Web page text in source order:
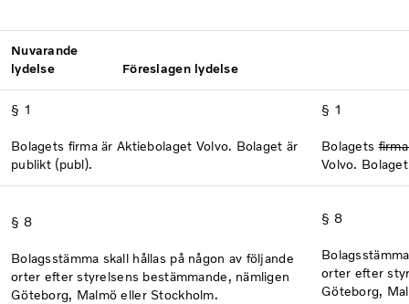
Nuvarande
lydelse
Föreslagen lydelse
§ 1
Bolagets firma är Aktiebolaget Volvo. Bolaget är
publikt (publ).
§ 1
Bolagets
Volvo.
§ 8
Bolagsstämma skall hållas på någon av följande
orter efter styrelsens bestämmande, nämligen
Göteborg, Malmö eller Stockholm.
§ 8
orter efter
Göteborg,